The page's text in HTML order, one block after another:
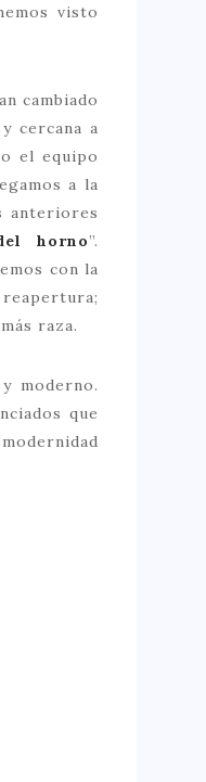
visto
cambiado
cercana a
el equipo
a la
anteriores
horno”.
con la
raza.
moderno.
que